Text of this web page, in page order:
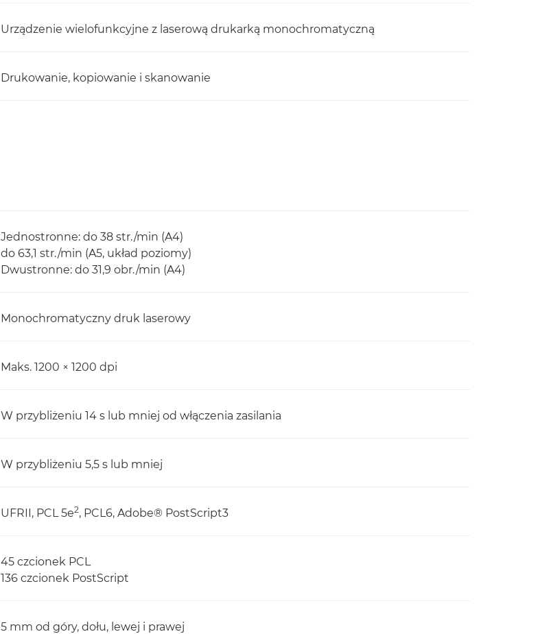
Urządzenie wielofunkcyjne z laserową drukarką monochromatyczną
Drukowanie, kopiowanie i skanowanie
Jednostronne: do 38 str./min (A4)
do 63,1 str./min (A5, układ poziomy)
Dwustronne: do 31,9 obr./min (A4)
Monochromatyczny druk laserowy
Maks. 1200 × 1200 dpi
W przybliżeniu 14 s lub mniej od włączenia zasilania
W przybliżeniu 5,5 s lub mniej
UFRII, PCL 5e2, PCL6, Adobe® PostScript3
45 czcionek PCL
136 czcionek PostScript
5 mm od góry, dołu, lewej i prawej